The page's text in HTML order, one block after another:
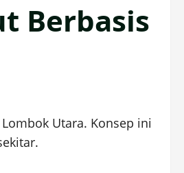
Berbasis
Utara. Konsep ini